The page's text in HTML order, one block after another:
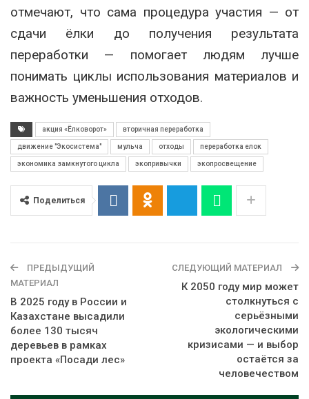
отмечают, что сама процедура участия — от
сдачи ёлки до получения результата
переработки — помогает людям лучше
понимать циклы использования материалов и
важность уменьшения отходов.
акция «Ёлковорот» вторичная переработка
движение "Экосистема" мульча отходы переработка елок
экономика замкнутого цикла экопривычки экопросвещение
Поделиться
ПРЕДЫДУЩИЙ
МАТЕРИАЛ
В 2025 году в России и
Казахстане высадили
более 130 тысяч
деревьев в рамках
проекта «Посади лес»
СЛЕДУЮЩИЙ МАТЕРИАЛ
К 2050 году мир может
столкнуться с
серьёзными
экологическими
кризисами — и выбор
остаётся за
человечеством